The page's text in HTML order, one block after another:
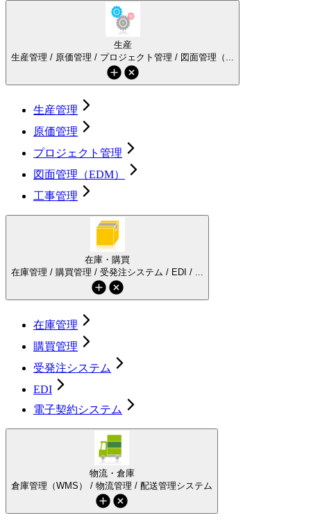
生産
生産管理 / 原価管理 / プロジェクト管理 / 図面管理（...
生産管理
原価管理
プロジェクト管理
図面管理（EDM）
工事管理
在庫・購買
在庫管理 / 購買管理 / 受発注システム / EDI / ...
在庫管理
購買管理
受発注システム
EDI
電子契約システム
物流・倉庫
倉庫管理（WMS） / 物流管理 / 配送管理システム